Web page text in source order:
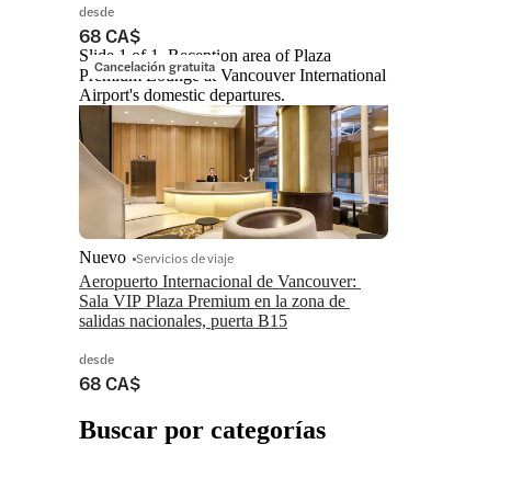
desde
68 CA$
Cancelación gratuita
Slide 1 of 1, Reception area of Plaza
Premium Lounge at Vancouver International
Airport's domestic departures.
Aeropuerto Internacional de Vancouver:
Sala VIP Plaza Premium en la zona de
salidas nacionales, puerta B15
Nuevo Servicios de viaje
desde
68 CA$
Buscar por categorías